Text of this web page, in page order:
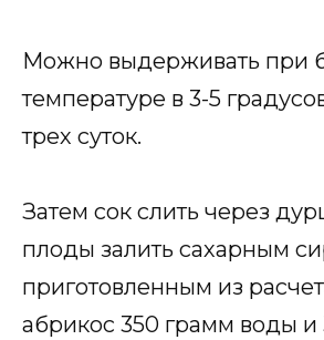
Можно выдерживать при
температуре в 3-5
трех суток.
Затем сок слить через
плоды залить сахарным
приготовленным из
абрикос 350 грамм воды